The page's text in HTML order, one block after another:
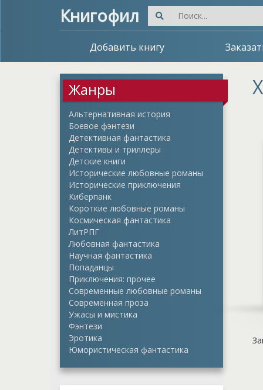
Книгофил
Добавить книгу
Жанры
Альтернативная история
Боевое фэнтези
Детективная фантастика
Детективы и триллеры
Детские книги
Исторические любовные романы
Исторические приключения
Киберпанк
Короткие любовные романы
Космическая фантастика
ЛитРПГ
Любовная фантастика
Научная фантастика
Попаданцы
Приключения: прочее
Современные любовные романы
Современная проза
Ужасы и мистика
Фэнтези
Эротика
Юмористическая фантастика